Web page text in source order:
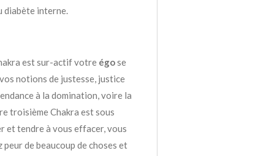
diabète interne.
est sur-actif votre égose
notions de justesse, justice
à la domination, voire la
troisième Chakra est sous
et tendre à vous effacer, vous
peur de beaucoup de choses et